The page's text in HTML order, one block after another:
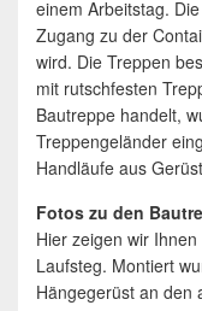
einem Arbeitstag.
Zugang zu der
wird. Die Treppen
mit rutschfesten
Bautreppe handelt,
Treppengeländer
Handläufe aus
Fotos zu den
Hier zeigen wir
Laufsteg. Montiert
Hängegerüst an den